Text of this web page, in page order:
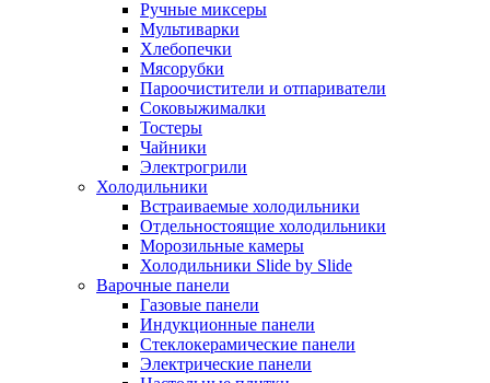
Ручные миксеры
Мультиварки
Хлебопечки
Мясорубки
Пароочистители и отпариватели
Соковыжималки
Тостеры
Чайники
Электрогрили
Холодильники
Встраиваемые холодильники
Отдельностоящие холодильники
Морозильные камеры
Холодильники Slide by Slide
Варочные панели
Газовые панели
Индукционные панели
Стеклокерамические панели
Электрические панели